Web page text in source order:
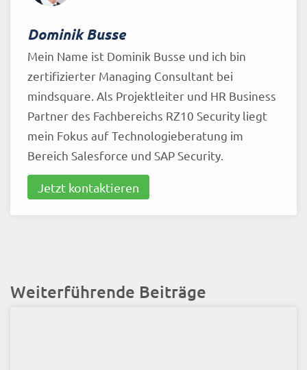
Dominik Busse
Mein Name ist Dominik Busse und ich bin
zertifizierter Managing Consultant bei
mindsquare. Als Projektleiter und HR Business
Partner des Fachbereichs RZ10 Security liegt
mein Fokus auf Technologieberatung im
Bereich Salesforce und SAP Security.
Jetzt kontaktieren
Weiterführende Beiträge